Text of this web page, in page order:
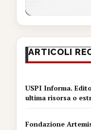
ARTICOLI
USPI Informa.
ultima risorsa o
Fondazione